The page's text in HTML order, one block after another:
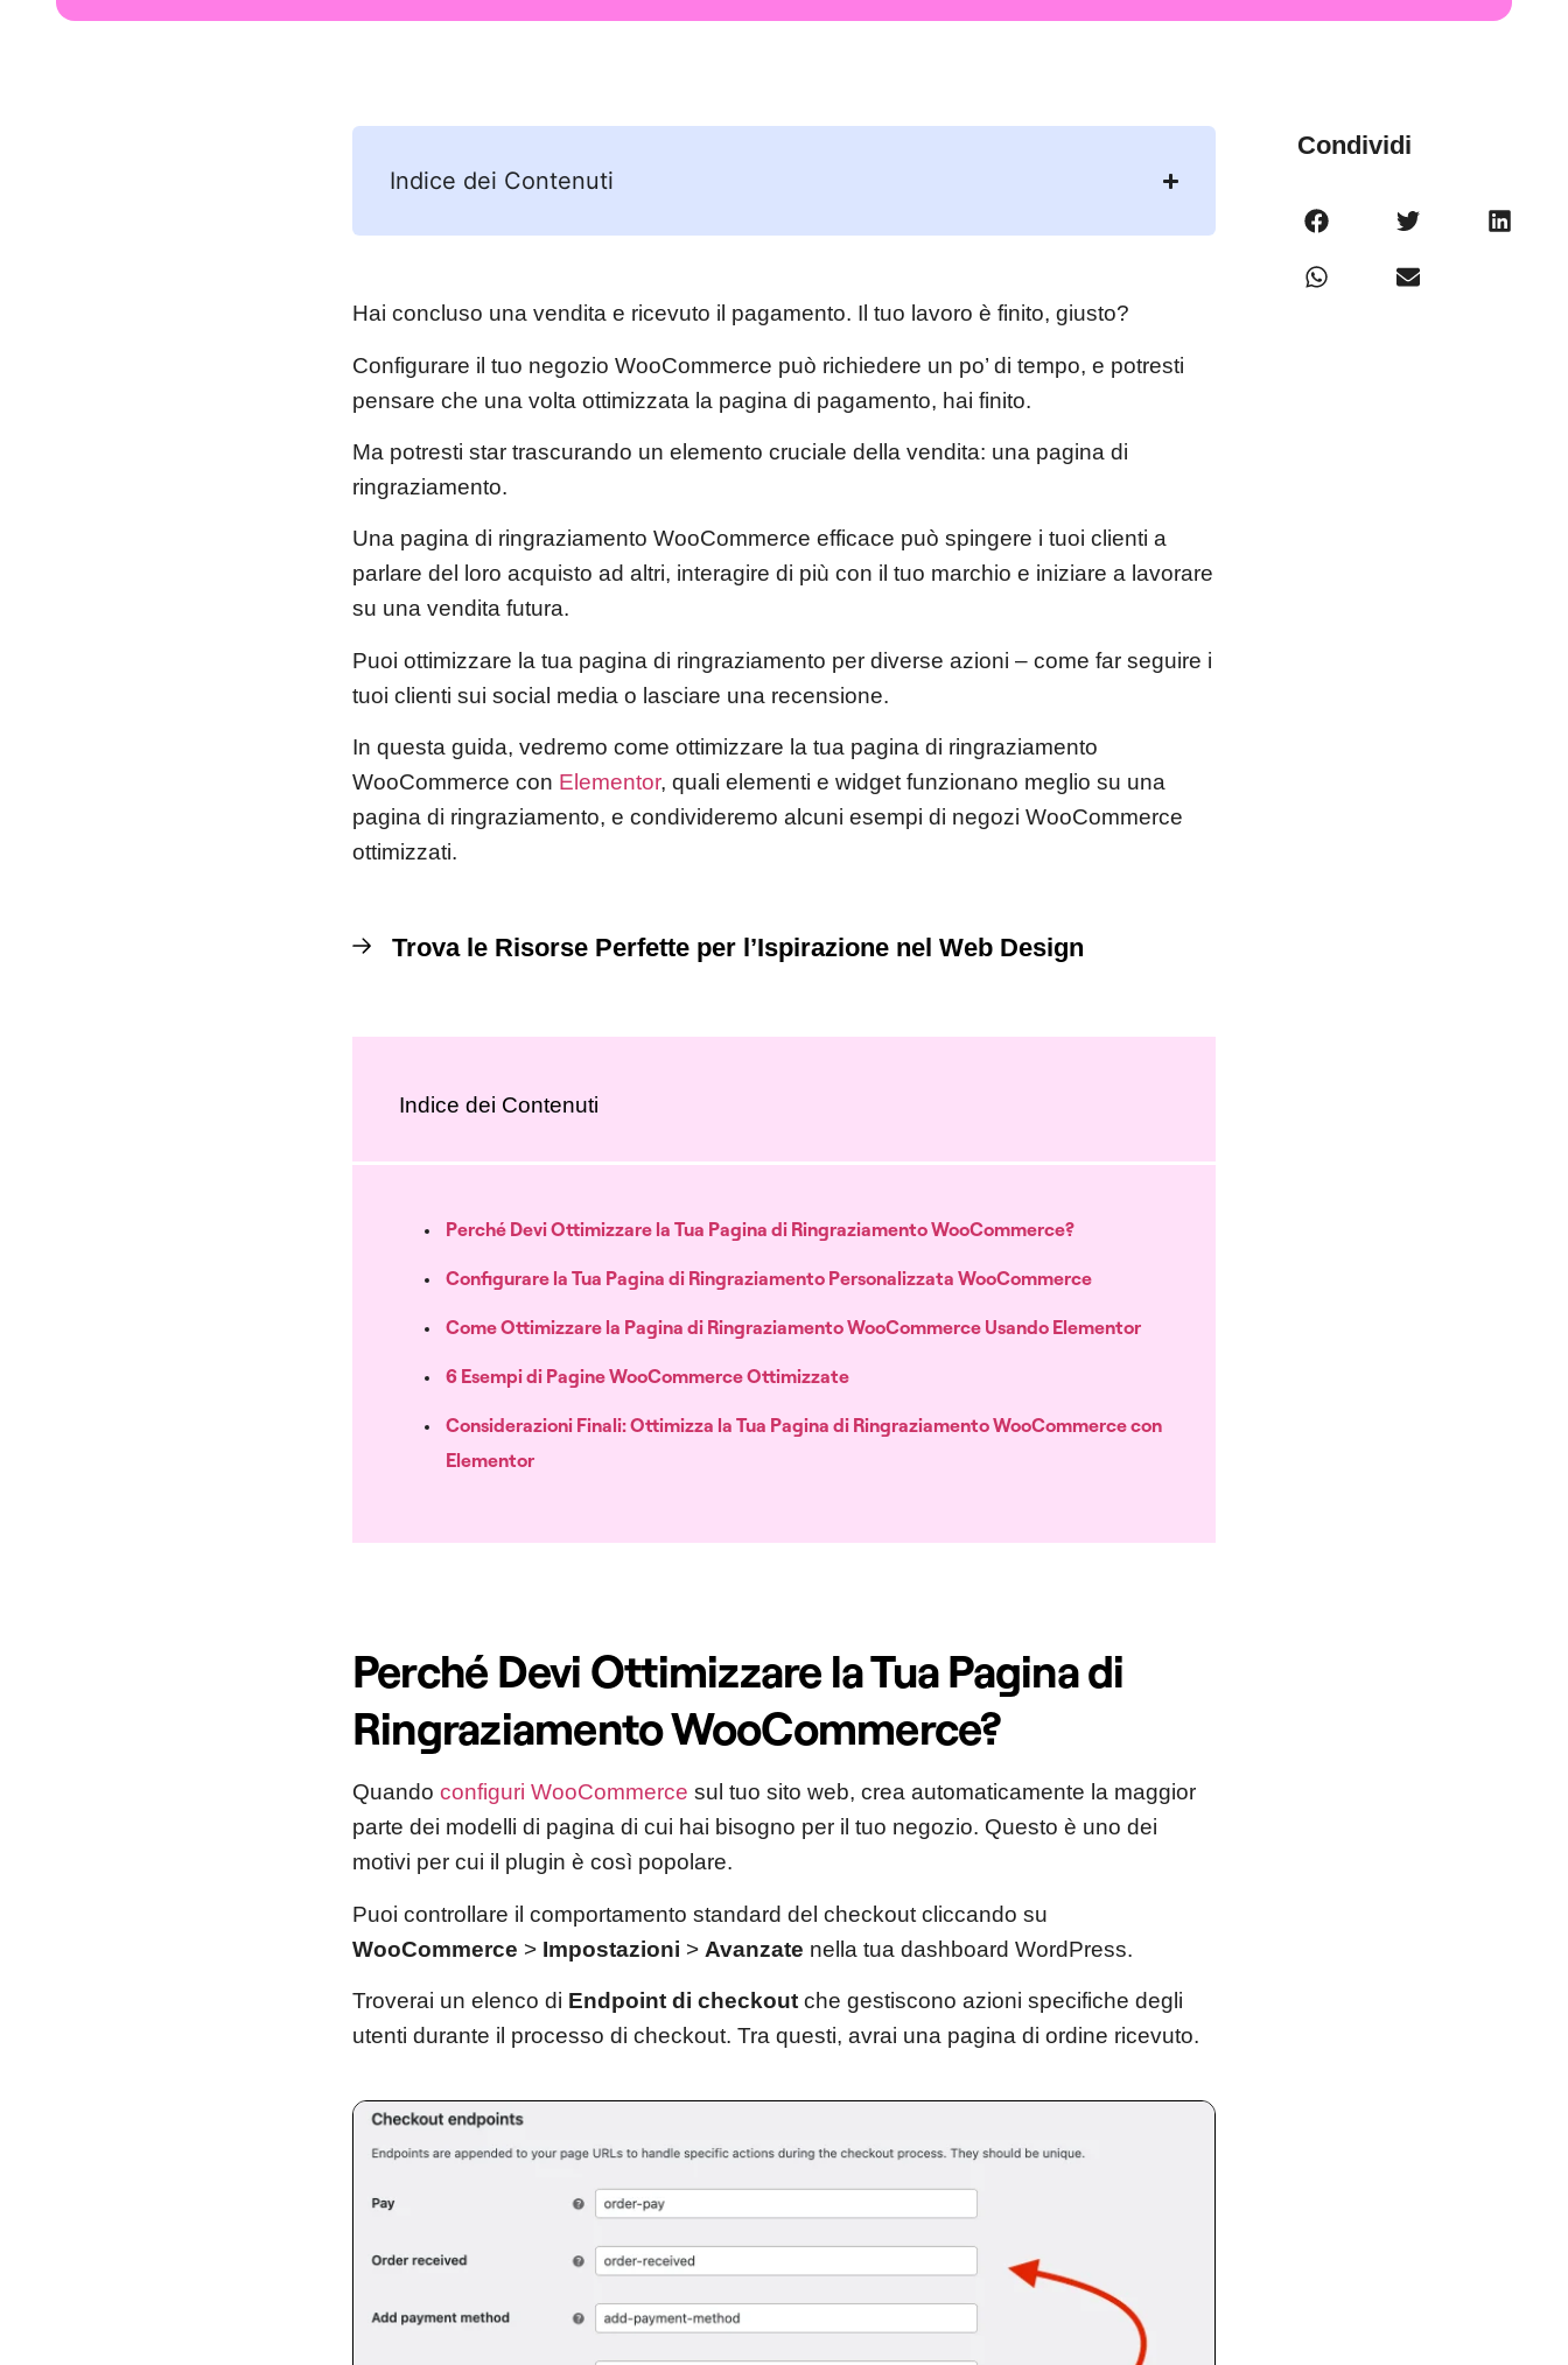
Indice dei Contenuti
Hai concluso una vendita e ricevuto il pagamento. Il tuo lavoro è finito, giusto?
Configurare il tuo negozio WooCommerce può richiedere un po’ di tempo, e potresti
pensare che una volta ottimizzata la pagina di pagamento, hai finito.
Ma potresti star trascurando un elemento cruciale della vendita: una pagina di
ringraziamento.
Una pagina di ringraziamento WooCommerce efficace può spingere i tuoi clienti a
parlare del loro acquisto ad altri, interagire di più con il tuo marchio e iniziare a lavorare
su una vendita futura.
Puoi ottimizzare la tua pagina di ringraziamento per diverse azioni – come far seguire i
tuoi clienti sui social media o lasciare una recensione.
In questa guida, vedremo come ottimizzare la tua pagina di ringraziamento
WooCommerce con Elementor, quali elementi e widget funzionano meglio su una
pagina di ringraziamento, e condivideremo alcuni esempi di negozi WooCommerce
ottimizzati.
Trova le Risorse Perfette per l’Ispirazione nel Web Design
Indice dei Contenuti
Perché Devi Ottimizzare la Tua Pagina di Ringraziamento WooCommerce?
Configurare la Tua Pagina di Ringraziamento Personalizzata WooCommerce
Come Ottimizzare la Pagina di Ringraziamento WooCommerce Usando Elementor
6 Esempi di Pagine WooCommerce Ottimizzate
Considerazioni Finali: Ottimizza la Tua Pagina di Ringraziamento WooCommerce con
Elementor
Perché Devi Ottimizzare la Tua Pagina di
Ringraziamento WooCommerce?
Quando configuri WooCommerce sul tuo sito web, crea automaticamente la maggior
parte dei modelli di pagina di cui hai bisogno per il tuo negozio. Questo è uno dei
motivi per cui il plugin è così popolare.
Puoi controllare il comportamento standard del checkout cliccando su
WooCommerce > Impostazioni > Avanzate nella tua dashboard WordPress.
Troverai un elenco di Endpoint di checkout che gestiscono azioni specifiche degli
utenti durante il processo di checkout. Tra questi, avrai una pagina di ordine ricevuto.
Condividi